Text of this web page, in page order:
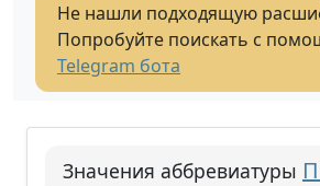
Не нашли подходящую
Попробуйте поискать с
Telegram бота
Значения аббревиатуры